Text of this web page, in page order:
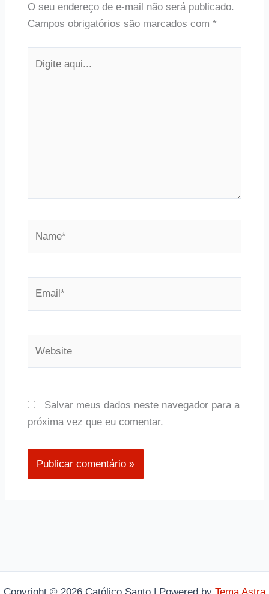
O seu endereço de e-mail não será publicado.
Campos obrigatórios são marcados com *
aqui...
Salvar meus dados neste navegador para a
próxima vez que eu comentar.